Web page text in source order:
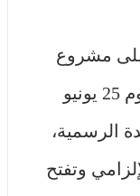
مشروع
المرسوم خلال اجتماعه المنعقد يوم 25 يونيو
الرسمية،
وتفتح